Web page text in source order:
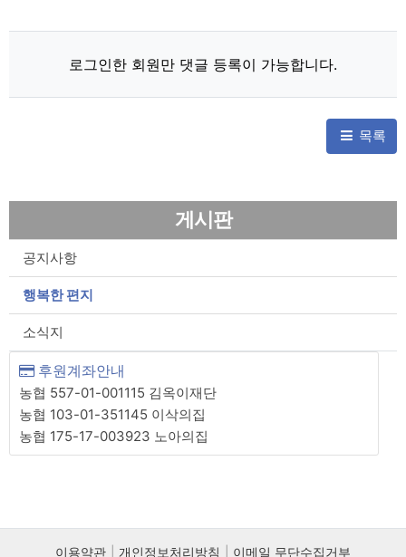
로그인한 회원만 댓글 등록이 가능합니다.
목록
게시판
공지사항
행복한 편지
소식지
후원계좌안내
농협 557-01-001115 김옥이재단
농협 103-01-351145 이삭의집
농협 175-17-003923 노아의집
이용약관 개인정보처리방침 이메일 무단수집거부